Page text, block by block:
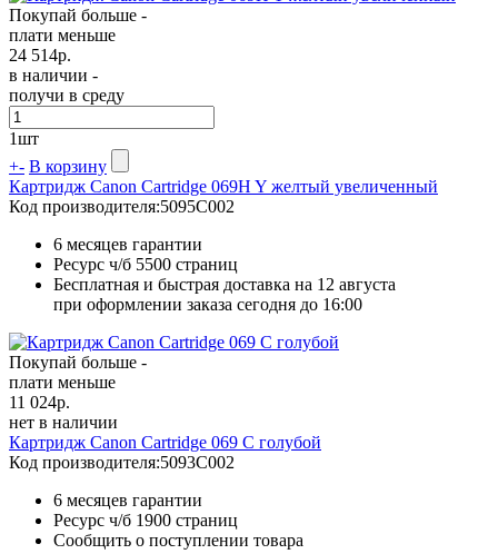
Покупай больше -
плати меньше
24 514р.
в наличии -
получи в среду
1шт
+- В корзину
Картридж Canon Cartridge 069H Y желтый увеличенный
Код производителя:5095C002
6 месяцев гарантии
Ресурс ч/б 5500 страниц
Бесплатная и быстрая доставка на 12 августа
при оформлении заказа сегодня до 16:00
Покупай больше -
плати меньше
11 024р.
нет в наличии
Картридж Canon Cartridge 069 C голубой
Код производителя:5093C002
6 месяцев гарантии
Ресурс ч/б 1900 страниц
Сообщить о поступлении товара